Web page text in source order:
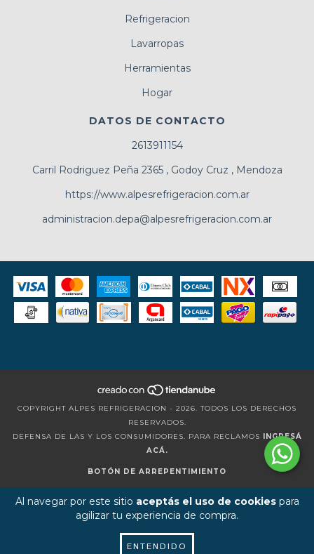
Al navegar por este sitio aceptás el uso de cookiespara
agilizar tu experiencia de compra.
ENTENDIDO
Refrigeracion
Lavarropas
Herramientas
Hogar
DATOS DE CONTACTO
2613911154
Carril Rodriguez Peña 2365 , Godoy Cruz , Mendoza
https://www.alpesrefrigeracion.com.ar
administracion.depa@alpesrefrigeracion.com.ar
COPYRIGHT ALPES REFRIGERACION - 2026. TODOS LOS DERECHOS
RESERVADOS.
DEFENSA DE LAS Y LOS CONSUMIDORES. PARA RECLAMOS
INGRESÁ
ACÁ.
BOTÓN DE ARREPENTIMIENTO